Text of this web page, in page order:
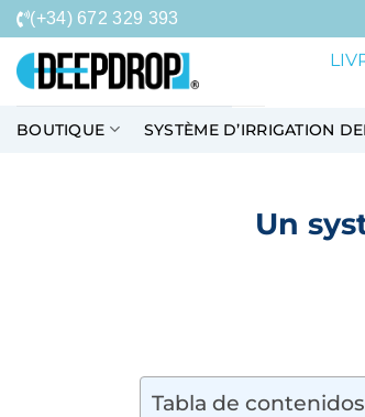
Passer
au
contenu
(+34) 672 329 393
BOUTIQUE SYSTÈME D’IRRIGATION
Un
Tabla de contenidos